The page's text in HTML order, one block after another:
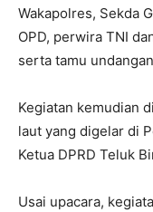
Wakapolres, Sekda
OPD, perwira TNI
serta tamu
Kegiatan kemudian
laut yang digelar di
Ketua DPRD Teluk
Usai upacara,